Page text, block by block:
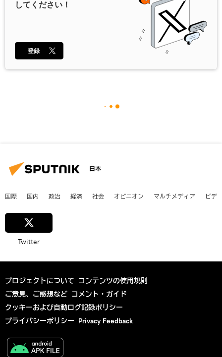
してください！
登録
日本
国際 国内 政治 経済 社会 オピニオン マルチメディア ビデ
Twitter
プロジェクトについて コンテンツの使用規則
ご意見、ご感想など コメント・ガイド
クッキーおよび自動ログ記録ポリシー
プライバシーポリシー Privacy Feedback